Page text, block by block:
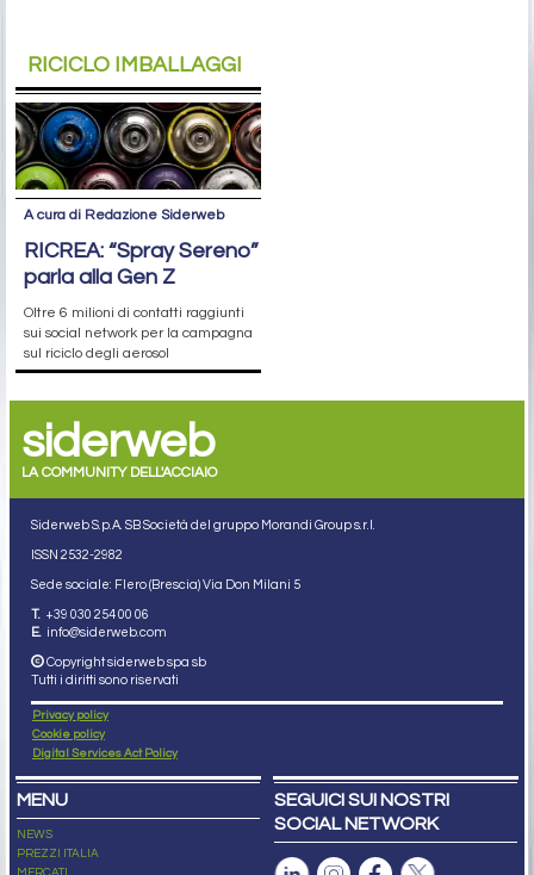
RICICLO IMBALLAGGI
A cura di Redazione Siderweb
RICREA: “Spray Sereno”
parla alla Gen Z
Oltre 6 milioni di contatti raggiunti
sui social network per la campagna
sul riciclo degli aerosol
siderweb
LA COMMUNITY DELL'ACCIAIO
Siderweb S.p.A. SB Società del gruppo Morandi Group s.r.l.
ISSN 2532-2982
Sede sociale: Flero (Brescia) Via Don Milani 5
T. +39 030 254 00 06
E. info@siderweb.com
Copyright siderweb spa sb
Tutti i diritti sono riservati
Privacy policy
Cookie policy
Digital Services Act Policy
MENU
NEWS
PREZZI ITALIA
SEGUICI SUI NOSTRI
SOCIAL NETWORK